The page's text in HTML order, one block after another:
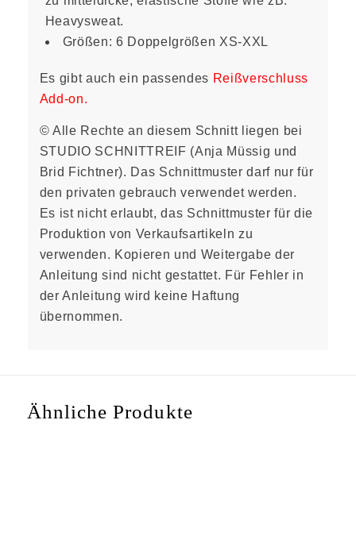
Heavysweat.
Größen: 6 Doppelgrößen XS-XXL
Es gibt auch ein passendes Reißverschluss
Add-on.
© Alle Rechte an diesem Schnitt liegen bei
STUDIO SCHNITTREIF (Anja Müssig und
Brid Fichtner). Das Schnittmuster darf nur für
den privaten gebrauch verwendet werden.
Es ist nicht erlaubt, das Schnittmuster für die
Produktion von Verkaufsartikeln zu
verwenden. Kopieren und Weitergabe der
Anleitung sind nicht gestattet. Für Fehler in
der Anleitung wird keine Haftung
übernommen.
Ähnliche Produkte